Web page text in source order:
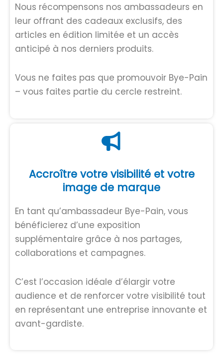
Nous récompensons nos ambassadeurs en
leur offrant des cadeaux exclusifs, des
articles en édition limitée et un accès
anticipé à nos derniers produits.
Vous ne faites pas que promouvoir Bye-Pain
– vous faites partie du cercle restreint.
Accroître votre visibilité et votre
image de marque
En tant qu’ambassadeur Bye-Pain, vous
bénéficierez d’une exposition
supplémentaire grâce à nos partages,
collaborations et campagnes.
C’est l’occasion idéale d’élargir votre
audience et de renforcer votre visibilité tout
en représentant une entreprise innovante et
avant-gardiste.